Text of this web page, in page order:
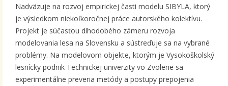
Nadväzuje na rozvoj empirickej časti modelu SIBYLA, ktorý
je výsledkom niekoľkoročnej práce autorského kolektívu.
Projekt je súčasťou dlhodobého zámeru rozvoja
modelovania lesa na Slovensku a sústreďuje sa na vybrané
problémy. Na modelovom objekte, ktorým je Vysokoškolský
lesnícky podnik Technickej univerzity vo Zvolene sa
experimentálne preveria metódy a postupy prepojenia